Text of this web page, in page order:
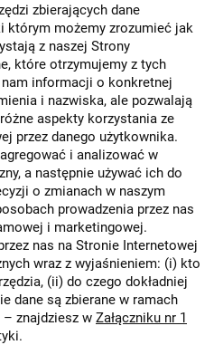
zbierających dane
którym możemy zrozumieć jak
z naszej Strony
które otrzymujemy z tych
nam informacji o konkretnej
i nazwiska, ale pozwalają
aspekty korzystania ze
przez danego użytkownika.
i analizować w
a następnie używać ich do
o zmianach w naszym
prowadzenia przez nas
i marketingowej.
nas na Stronie Internetowej
wraz z wyjaśnieniem: (i) kto
(ii) do czego dokładniej
dane są zbierane w ramach
– znajdziesz w Załączniku nr 1